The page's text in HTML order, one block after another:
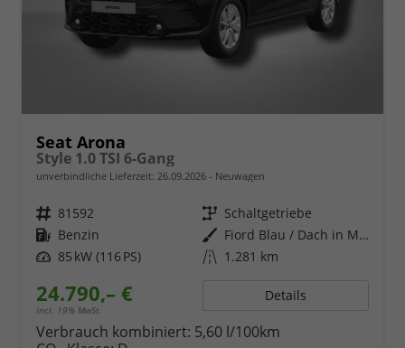
Seat Arona
Style 1.0 TSI 6-Gang
unverbindliche Lieferzeit: 26.09.2026 Neuwagen
Fahrzeugnr. 81592 Getriebe Schaltgetriebe
Kraftstoff Benzin Außenfarbe
Fiord Blau / Dach in Midnight Schwarz Metallic
Leistung 85 kW (116 PS) Kilometerstand 1.281 km
24.790,– €
incl. 19% MwSt.
Details
Verbrauch kombiniert: 5,60 l/100km